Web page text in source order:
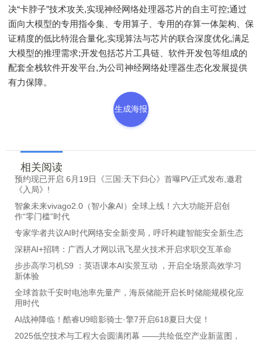
决“卡脖子”技术攻关,实现神经网络处理器芯片的自主可控;通过
面向大模型的专用指令集、专用算子、专用的存算一体架构、保
证精度的低比特混合量化,实现算法与芯片的联合深度优化,满足
大模型的推理需求;开发包括芯片工具链、软件开发包等组成的
配套全栈软件开发平台,为公司神经网络处理器生态化发展提供
有力保障。
生成海报
相关阅读
预约现已开启 6月19日《三国:天下归心》首曝PV正式发布,邀君
《入局》!
智象未来vivago2.0（智小象AI）全球上线！六大功能开启创
作“零门槛”时代
专家学者共议AI时代网络安全新变局，呼吁构建智能安全新生态
深耕AI+招聘：广西人才网以讯飞星火技术开启求职交互革命
步步高学习机S9 ：英语课本AI实景互动 ，开启全场景高效学习
新体验
全球首款千安时电池率先量产，海辰储能开启长时储能规模化应
用时代
AI战神降临！酷睿U9暗影骑士·擎7开启618夏日大促！
2025低空技术与工程大会圆满闭幕 ——共绘低空产业新蓝图，